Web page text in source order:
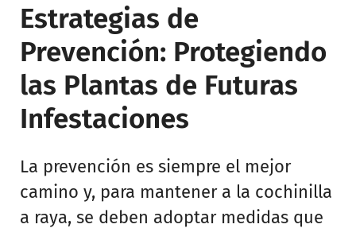
Estrategias de
Prevención: Protegiendo
las Plantas de Futuras
Infestaciones
La prevención es siempre el mejor
camino y, para mantener a la cochinilla
a raya, se deben adoptar medidas que